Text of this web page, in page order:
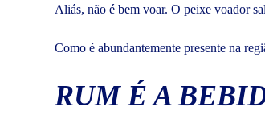
Aliás, não é bem voar. O peixe voador
Como é abundantemente presente na
RUM É A